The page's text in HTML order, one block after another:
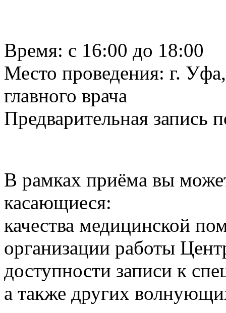
Время: с 16:00 до 18:00
Место проведения: г.
главного врача
Предварительная запись
В рамках приёма вы
касающиеся:
качества медицинской
организации работы
доступности записи к
а также других